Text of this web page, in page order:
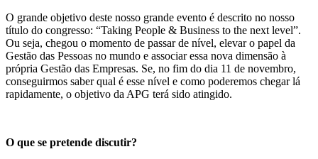
O grande objetivo deste nosso grande evento é descrito no nosso
título do congresso: “Taking People & Business to the next level”.
Ou seja, chegou o momento de passar de nível, elevar o papel da
Gestão das Pessoas no mundo e associar essa nova dimensão à
própria Gestão das Empresas. Se, no fim do dia 11 de novembro,
conseguirmos saber qual é esse nível e como poderemos chegar lá
rapidamente, o objetivo da APG terá sido atingido.
O que se pretende discutir?